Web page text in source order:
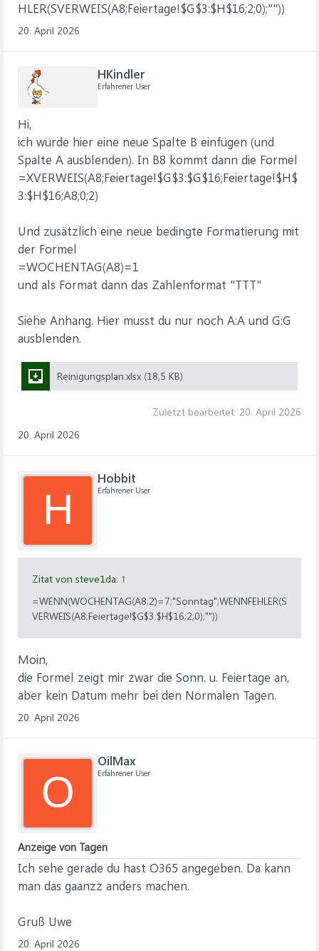
HLER(SVERWEIS(A8;Feiertage!$G$3:$H$16;2;0);""))
20. April 2026
HKindler
Erfahrener User
Hi,
ich würde hier eine neue Spalte B einfügen (und
Spalte A ausblenden). In B8 kommt dann die Formel
=XVERWEIS(A8;Feiertage!$G$3:$G$16;Feiertage!$H$
3:$H$16;A8;0;2)
Und zusätzlich eine neue bedingte Formatierung mit
der Formel
=WOCHENTAG(A8)=1
und als Format dann das Zahlenformat "TTT"
Siehe Anhang. Hier musst du nur noch A:A und G:G
ausblenden.
Reinigungsplan.xlsx (18,5 KB)
Zuletzt bearbeitet: 20. April 2026
20. April 2026
H
Hobbit
Erfahrener User
Zitat von steve1da: ↑
=WENN(WOCHENTAG(A8;2)=7;"Sonntag";WENNFEHLER(S
VERWEIS(A8;Feiertage!$G$3:$H$16;2;0);""))
Moin,
die Formel zeigt mir zwar die Sonn. u. Feiertage an,
aber kein Datum mehr bei den Normalen Tagen.
20. April 2026
O
OilMax
Erfahrener User
Anzeige von Tagen
Ich sehe gerade du hast O365 angegeben. Da kann
man das gaanzz anders machen.
Gruß Uwe
20. April 2026